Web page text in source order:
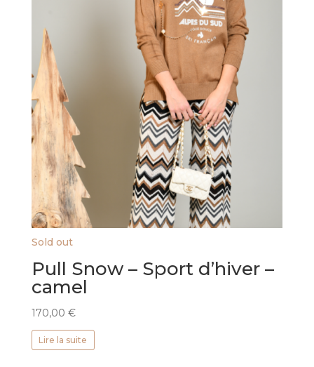
Sold out
Pull Snow – Sport d’hiver –
camel
170,00 €
Lire la suite